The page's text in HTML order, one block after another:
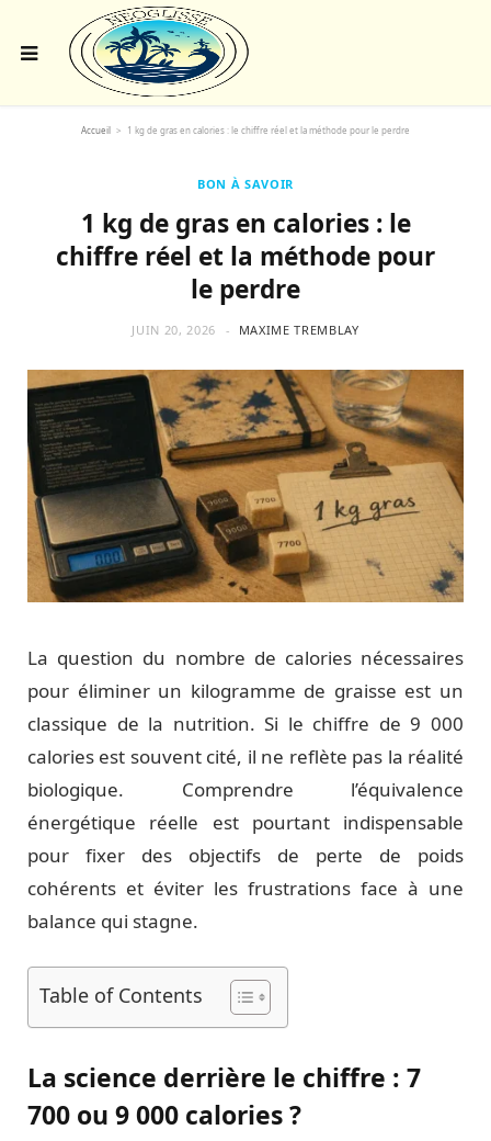
Accueil > 1 kg de gras en calories : le chiffre réel et la méthode pour le perdre
BON À SAVOIR
1 kg de gras en calories : le
chiffre réel et la méthode pour
le perdre
JUIN 20, 2026 MAXIME TREMBLAY
La question du nombre de calories nécessaires
pour éliminer un kilogramme de graisse est un
classique de la nutrition. Si le chiffre de 9 000
calories est souvent cité, il ne reflète pas la réalité
biologique. Comprendre l’équivalence
énergétique réelle est pourtant indispensable
pour fixer des objectifs de perte de poids
cohérents et éviter les frustrations face à une
balance qui stagne.
Table of Contents
La science derrière le chiffre : 7
700 ou 9 000 calories ?